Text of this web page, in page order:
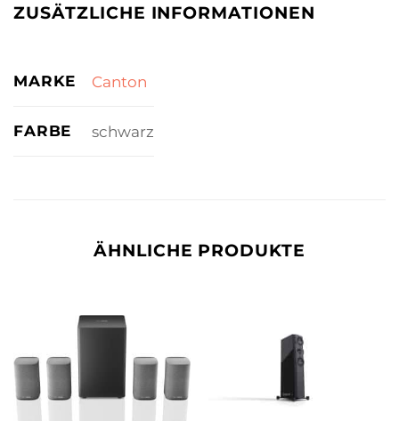
ZUSÄTZLICHE INFORMATIONEN
MARKE Canton
FARBE schwarz
ÄHNLICHE PRODUKTE